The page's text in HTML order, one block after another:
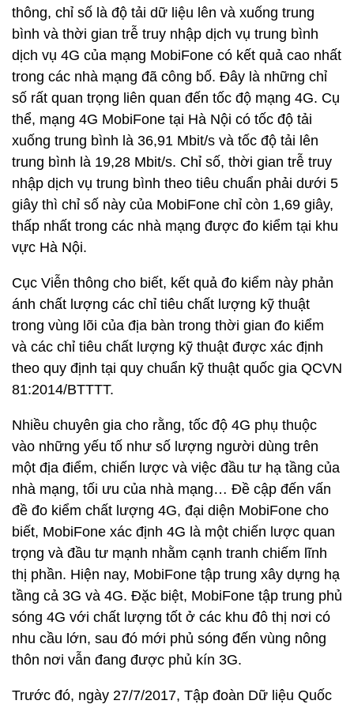
thông, chỉ số là độ tải dữ liệu lên và xuống trung
bình và thời gian trễ truy nhập dịch vụ trung bình
dịch vụ 4G của mạng MobiFone có kết quả cao nhất
trong các nhà mạng đã công bố. Đây là những chỉ
số rất quan trọng liên quan đến tốc độ mạng 4G. Cụ
thể, mạng 4G MobiFone tại Hà Nội có tốc độ tải
xuống trung bình là 36,91 Mbit/s và tốc độ tải lên
trung bình là 19,28 Mbit/s. Chỉ số, thời gian trễ truy
nhập dịch vụ trung bình theo tiêu chuẩn phải dưới 5
giây thì chỉ số này của MobiFone chỉ còn 1,69 giây,
thấp nhất trong các nhà mạng được đo kiểm tại khu
vực Hà Nội.
Cục Viễn thông cho biết, kết quả đo kiểm này phản
ánh chất lượng các chỉ tiêu chất lượng kỹ thuật
trong vùng lõi của địa bàn trong thời gian đo kiểm
và các chỉ tiêu chất lượng kỹ thuật được xác định
theo quy định tại quy chuẩn kỹ thuật quốc gia QCVN
81:2014/BTTTT.
Nhiều chuyên gia cho rằng, tốc độ 4G phụ thuộc
vào những yếu tố như số lượng người dùng trên
một địa điểm, chiến lược và việc đầu tư hạ tầng của
nhà mạng, tối ưu của nhà mạng… Đề cập đến vấn
đề đo kiểm chất lượng 4G, đại diện MobiFone cho
biết, MobiFone xác định 4G là một chiến lược quan
trọng và đầu tư mạnh nhằm cạnh tranh chiếm lĩnh
thị phần. Hiện nay, MobiFone tập trung xây dựng hạ
tầng cả 3G và 4G. Đặc biệt, MobiFone tập trung phủ
sóng 4G với chất lượng tốt ở các khu đô thị nơi có
nhu cầu lớn, sau đó mới phủ sóng đến vùng nông
thôn nơi vẫn đang được phủ kín 3G.
Trước đó, ngày 27/7/2017, Tập đoàn Dữ liệu Quốc